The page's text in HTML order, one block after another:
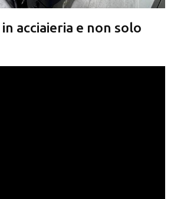
acciaieria e non solo